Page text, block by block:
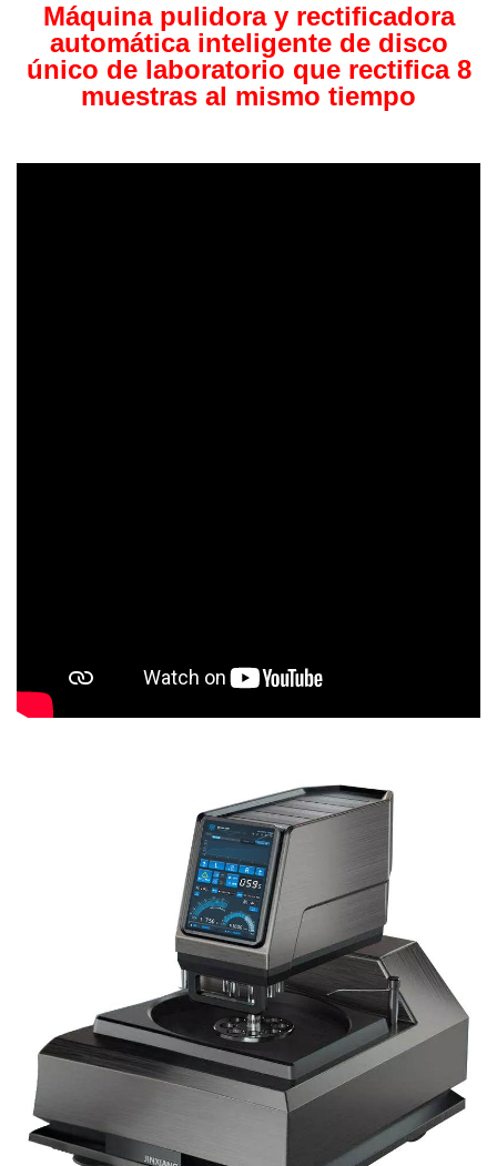
Máquina pulidora y rectificadora
automática inteligente de disco
único de laboratorio que rectifica 8
muestras al mismo tiempo